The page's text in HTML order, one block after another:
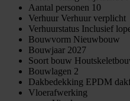
Aantal personen 10
Verhuur Verhuur verplicht
Verhuurstatus Inclusief
Bouwvorm Nieuwbouw
Bouwjaar 2027
Soort bouw
Bouwlagen 2
Dakbedekking EPDM
Vloerafwerking